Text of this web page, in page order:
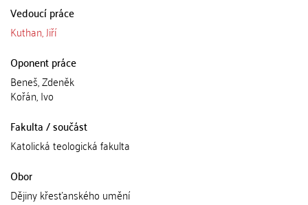
Vedoucí práce
Kuthan, Jiří
Oponent práce
Beneš, Zdeněk
Kořán, Ivo
Fakulta / součást
Katolická teologická fakulta
Obor
Dějiny křesťanského umění